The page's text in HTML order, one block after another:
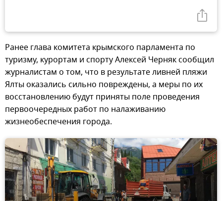
Ранее глава комитета крымского парламента по
туризму, курортам и спорту Алексей Черняк сообщил
журналистам о том, что в результате ливней пляжи
Ялты оказались сильно повреждены, а меры по их
восстановлению будут приняты поле проведения
первоочередных работ по налаживанию
жизнеобеспечения города.